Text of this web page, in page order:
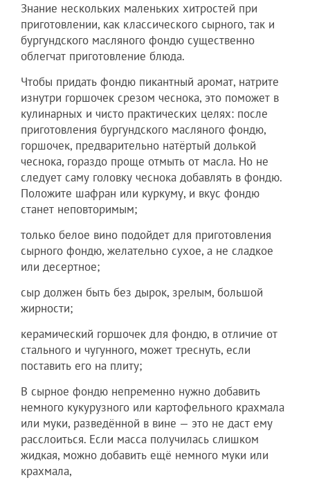
Знание нескольких маленьких хитростей при
приготовлении, как классического сырного, так и
бургундского масляного фондю существенно
облегчат приготовление блюда.
Чтобы придать фондю пикантный аромат, натрите
изнутри горшочек срезом чеснока, это поможет в
кулинарных и чисто практических целях: после
приготовления бургундского масляного фондю,
горшочек, предварительно натёртый долькой
чеснока, гораздо проще отмыть от масла. Но не
следует саму головку чеснока добавлять в фондю.
Положите шафран или куркуму, и вкус фондю
станет неповторимым;
только белое вино подойдет для приготовления
сырного фондю, желательно сухое, а не сладкое
или десертное;
сыр должен быть без дырок, зрелым, большой
жирности;
керамический горшочек для фондю, в отличие от
стального и чугунного, может треснуть, если
поставить его на плиту;
В сырное фондю непременно нужно добавить
немного кукурузного или картофельного крахмала
или муки, разведённой в вине — это не даст ему
расслоиться. Если масса получилась слишком
жидкая, можно добавить ещё немного муки или
крахмала,